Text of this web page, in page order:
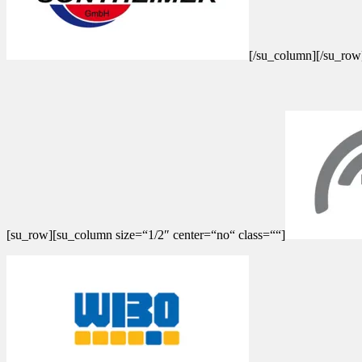
[/su_column][/
[su_row][su_column size=“1/2″ center=“no“ class=““]